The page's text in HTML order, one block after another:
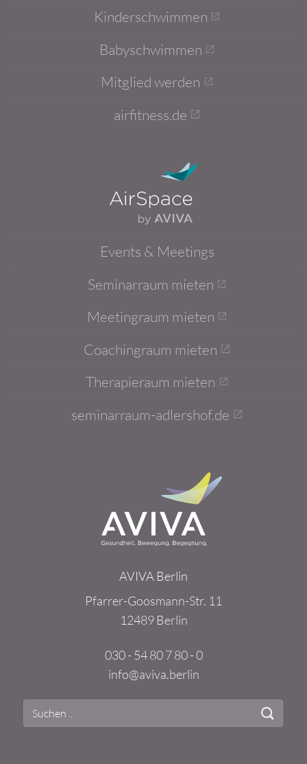
Kinderschwimmen
Babyschwimmen
Mitglied werden
airfitness.de
Events & Meetings
Seminarraum mieten
Meetingraum mieten
Coachingraum mieten
Therapieraum mieten
seminarraum-adlershof.de
AVIVA Berlin
Pfarrer-Goosmann-Str. 11
12489 Berlin
030 - 54 80 7 80 - 0
info@aviva.berlin